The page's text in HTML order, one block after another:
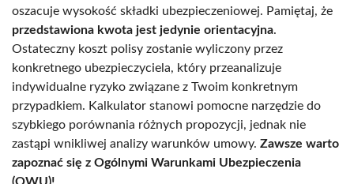
oszacuje wysokość składki ubezpieczeniowej. Pamiętaj, że
przedstawiona kwota jest jedynie orientacyjna.
Ostateczny koszt polisy zostanie wyliczony przez
konkretnego ubezpieczyciela, który przeanalizuje
indywidualne ryzyko związane z Twoim konkretnym
przypadkiem. Kalkulator stanowi pomocne narzędzie do
szybkiego porównania różnych propozycji, jednak nie
zastąpi wnikliwej analizy warunków umowy. Zawsze warto
zapoznać się z Ogólnymi Warunkami Ubezpieczenia